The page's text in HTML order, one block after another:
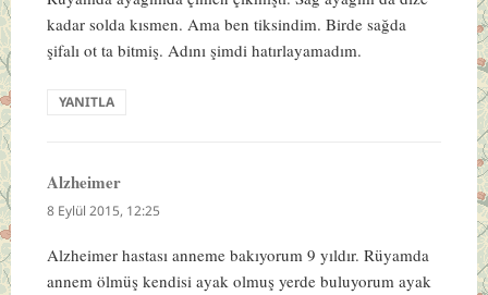
kadar solda kısmen. Ama ben tiksindim. Birde sağda
şifalı ot ta bitmiş. Adını şimdi hatırlayamadım.
YANITLA
Alzheimerdedi
ki:
8 Eylül 2015, 12:25
Alzheimer hastası anneme bakıyorum 9 yıldır. Rüyamda
annem ölmüş kendisi ayak olmuş yerde buluyorum ayak